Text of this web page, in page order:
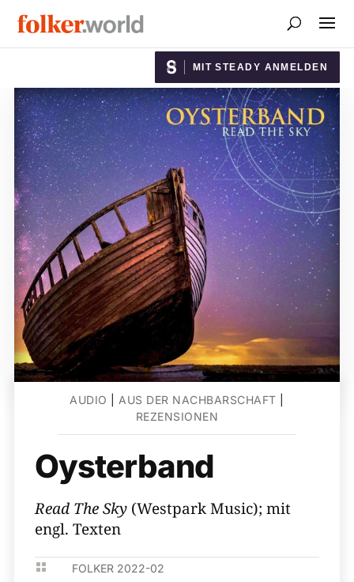
MIT STEADY ANMELDEN
AUDIO AUS DER NACHBARSCHAFT
REZENSIONEN
Oysterband
Read The Sky (Westpark Music); mit
engl. Texten
 FOLKER 2022-02